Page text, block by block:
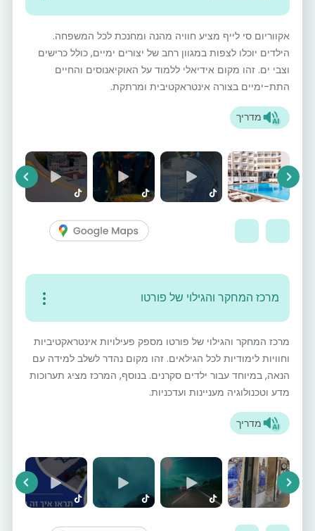
אקווריום סי לייף מציע חוויה מהנה ומחנכת לכל המשפחה.
הילדים יוכלו לצפות במגוון רחב של יצורים ימיים, כולל כרישים
וצבי ים. זהו מקום אידיאלי ללמוד על האוקיאנוסים והחיים
התת-ימיים בצורה אינטראקטיבית ומרתקת.
מדריך
Next
מרכז המחקר והגילוי של פורטו
מרכז המחקר והגילוי של פורטו מספק פעילויות אינטראקטיביות
וחוויות לימודיות לכל הגילאים. זהו מקום נהדר לשלב למידה עם
הנאה, במיוחד עבור ילדים סקרנים. בנוסף, המרכז מציג תערוכות
מדע וטכנולוגיה מעניינות ועדכניות.
מדריך
Next